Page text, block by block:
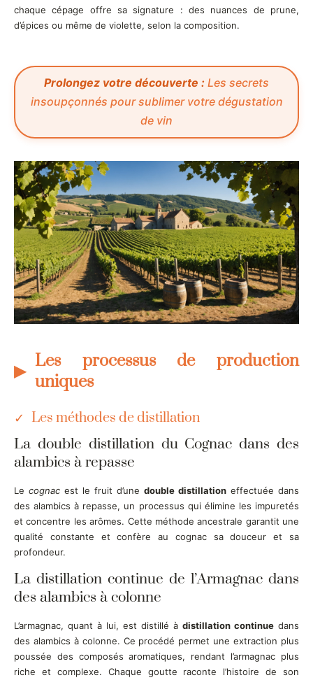
chaque cépage offre sa signature : des nuances de prune,
d’épices ou même de violette, selon la composition.
Prolongez votre découverte : Les secrets
insoupçonnés pour sublimer votre dégustation
de vin
Les processus de production
uniques
Les méthodes de distillation
La double distillation du Cognac dans des
alambics à repasse
Le cognac est le fruit d’une double distillation effectuée dans
des alambics à repasse, un processus qui élimine les impuretés
et concentre les arômes. Cette méthode ancestrale garantit une
qualité constante et confère au cognac sa douceur et sa
profondeur.
La distillation continue de l’Armagnac dans
des alambics à colonne
L’armagnac, quant à lui, est distillé à distillation continue dans
des alambics à colonne. Ce procédé permet une extraction plus
poussée des composés aromatiques, rendant l’armagnac plus
riche et complexe. Chaque goutte raconte l’histoire de son